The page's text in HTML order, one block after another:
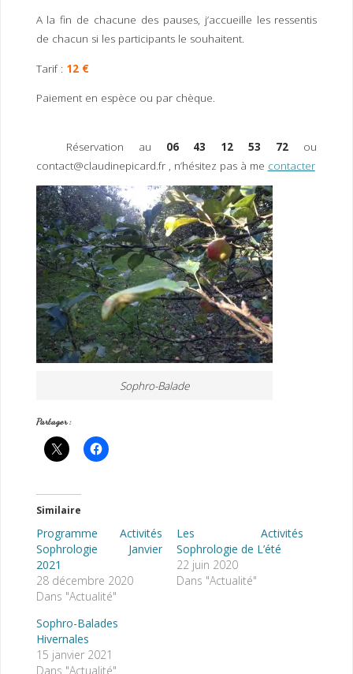
A la fin de chacune des pauses, j’accueille les ressentis
de chacun si les participants le souhaitent.
Tarif : 12 €
Paiement en espèce ou par chèque.
Réservation au 06 43 12 53 72 ou
contact@claudinepicard.fr , n’hésitez pas à me contacter
Sophro-Balade
Partager :
Similaire
Programme Activités
Sophrologie Janvier
2021
28 décembre 2020
Dans "Actualité"
Les Activités
Sophrologie de L’été
22 juin 2020
Dans "Actualité"
Sophro-Balades
Hivernales
15 janvier 2021
Dans "Actualité"